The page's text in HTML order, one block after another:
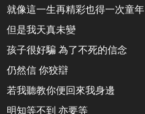
就像這一生再精彩也得一次童年
但是我天真未變
孩子很好騙 為了不死的信念
仍然信 你狡辯
若我聽教你便回來我身邊
明知等不到 亦要等